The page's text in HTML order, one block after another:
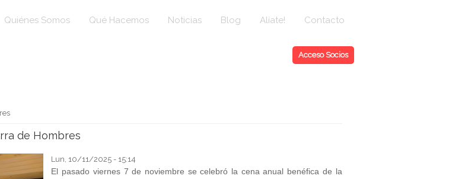
Quiénes Somos Qué Hacemos Noticias Blog Alíate! Contacto
Acceso Socios
de Hombres
Lun, 10/11/2025 - 15:14
El pasado viernes 7 de noviembre se celebró la cena anual benéfica de la